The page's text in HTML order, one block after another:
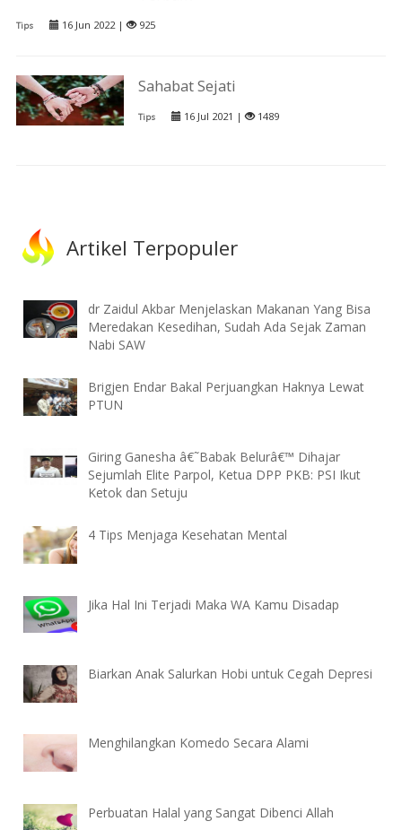
Tips 16 Jun 2022 | 925
Sahabat Sejati
Tips 16 Jul 2021 | 1489
Artikel Terpopuler
dr Zaidul Akbar Menjelaskan Makanan Yang Bisa
Meredakan Kesedihan, Sudah Ada Sejak Zaman
Nabi SAW
Brigjen Endar Bakal Perjuangkan Haknya Lewat
PTUN
Giring Ganesha â€˜Babak Belurâ€™ Dihajar
Sejumlah Elite Parpol, Ketua DPP PKB: PSI Ikut
Ketok dan Setuju
4 Tips Menjaga Kesehatan Mental
Jika Hal Ini Terjadi Maka WA Kamu Disadap
Biarkan Anak Salurkan Hobi untuk Cegah Depresi
Menghilangkan Komedo Secara Alami
Perbuatan Halal yang Sangat Dibenci Allah